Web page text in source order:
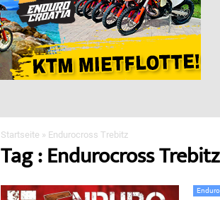
Startseite » Endurocross Trebitz
Tag : Endurocross Trebitz
Enduro